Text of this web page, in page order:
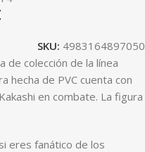
SKU: 4983164897050
de colección de la línea
hecha de PVC cuenta con
en combate. La figura
eres fanático de los